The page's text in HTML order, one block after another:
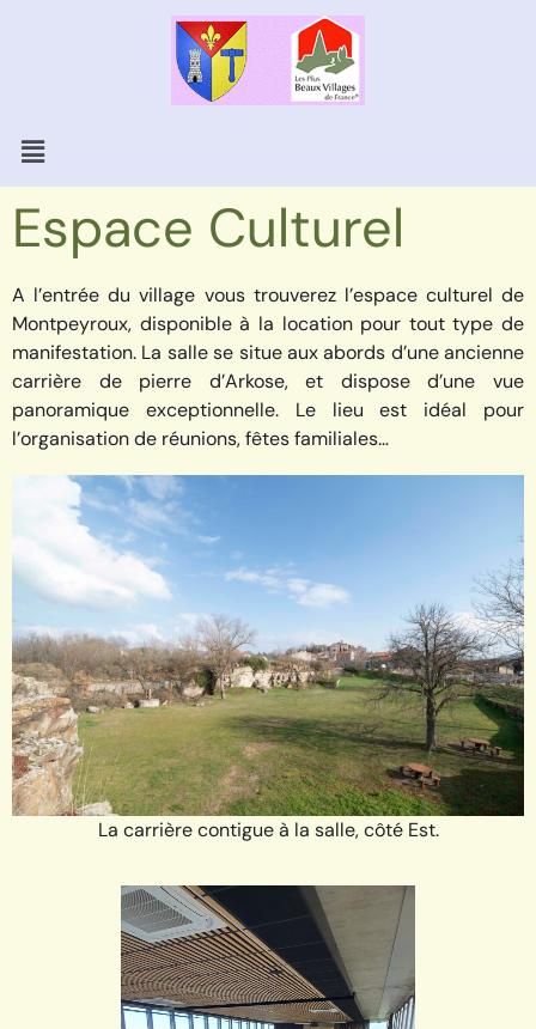
Espace Culturel
A l’entrée du village vous trouverez l’espace culturel de
Montpeyroux, disponible à la location pour tout type de
manifestation. La salle se situe aux abords d’une ancienne
carrière de pierre d’Arkose, et dispose d’une vue
panoramique exceptionnelle. Le lieu est idéal pour
l’organisation de réunions, fêtes familiales…
La carrière contigue à la salle, côté Est.